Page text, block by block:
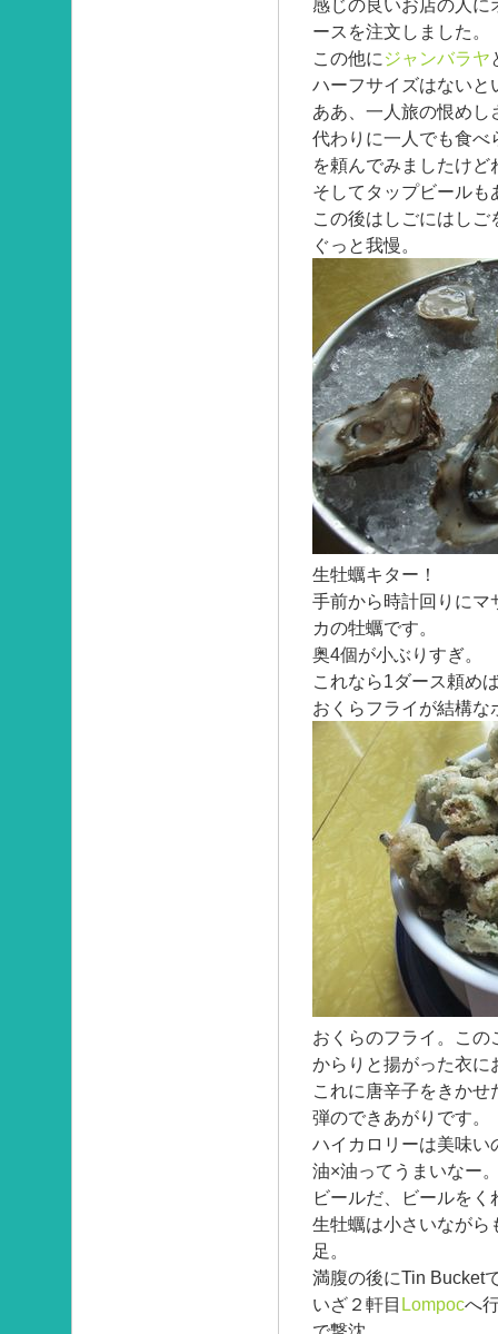
感じの良いお店の人に
ースを注文しました。
この他に ジャンバラヤ
ハーフサイズはないと
ああ、一人旅の恨めし
代わりに一人でも食べ
を頼んでみましたけど
そしてタップビールも
この後はしごにはし
ぐっと我慢。
生牡蠣キター！
手前から時計回りにマ
カの牡蠣です。
奥4個が小ぶりすぎ。
これなら1ダース頼め
おくらフライが結構な
おくらのフライ。こ
からりと揚がった衣に
これに唐辛子をきか
弾のできあがりです。
ハイカロリーは美味い
油×油ってうまいなー
ビールだ、ビールをく
生牡蠣は小さいながら
足。
満腹の後にTin Bucket
いざ２軒目 Lompocへ